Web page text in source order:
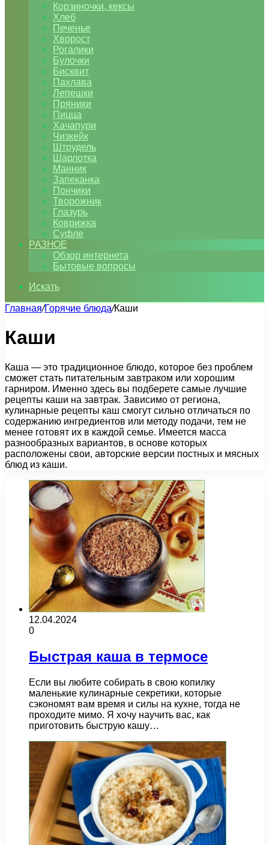
Корзиночки, кексы
Хлеб
Печенье
Хворост
Рогалики
Булочки
Бисквит
Пахлава
Лепешки
Пряники
Пицца
Хачапури
Чизкейк
Штрудель
Шарлотка
Манник
Запеканка
Пончики
Творожник
Глазурь
Коврижка
Суфле
РАЗНОЕ
Обзор интернета
Бытовые вопросы
Искать
Главная/Горячие блюда/Каши
Каши
Каша — это традиционное блюдо, которое без проблем
сможет стать питательным завтраком или хорошим
гарниром. Именно здесь вы подберете самые лучшие
рецепты каши на завтрак. Зависимо от региона,
кулинарные рецепты каш смогут сильно отличаться по
содержанию ингредиентов или методу подачи, тем не
менее готовят их в каждой семье. Имеется масса
разнообразных вариантов, в основе которых
расположены свои, авторские версии постных и мясных
блюд из каши.
12.04.2024
0
Быстрая каша в термосе
Если вы любите собирать в свою копилку
маленькие кулинарные секретики, которые
сэкономят вам время и силы на кухне, тогда не
проходите мимо. Я хочу научить вас, как
приготовить быструю кашу…